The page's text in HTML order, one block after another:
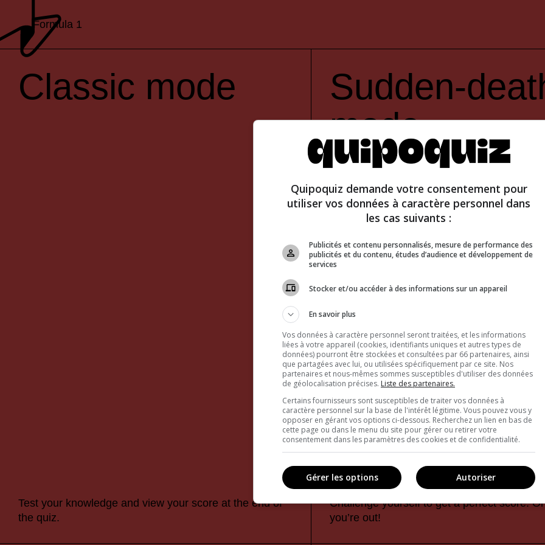
Formula 1
Classic mode
Test your knowledge and view your score at the end of
the quiz.
Sudden-
mode
Challenge yourself to get a perfect score.
you’re out!
Quipoquiz demande votre consentement pour
utiliser vos données à caractère personnel dans
les cas suivants :
Publicités et contenu personnalisés, mesure de performance des
publicités et du contenu, études d’audience et développement de
services
Stocker et/ou accéder à des informations sur un appareil
En savoir plus
Vos données à caractère personnel seront traitées, et les informations
liées à votre appareil (cookies, identifiants uniques et autres types de
données) pourront être stockées et consultées par 66 partenaires, ainsi
que partagées avec lui, ou utilisées spécifiquement par ce site. Nos
partenaires et nous-mêmes sommes susceptibles d'utiliser des données
de géolocalisation précises. Liste des partenaires.
Certains fournisseurs sont susceptibles de traiter vos données à
caractère personnel sur la base de l'intérêt légitime. Vous pouvez vous y
opposer en gérant vos options ci-dessous. Recherchez un lien en bas de
cette page ou dans le menu du site pour gérer ou retirer votre
consentement dans les paramètres des cookies et de confidentialité.
Autoriser
Gérer les options